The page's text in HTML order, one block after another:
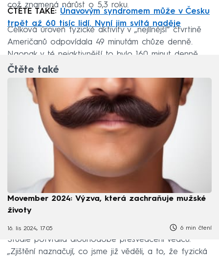
což znamená nárůst o 5,3 roku.
ČTĚTE TAKÉ: Únavovým syndromem může v Česku
trpět až 60 tisíc lidí. Nyní jim svítá naděje
Celková úroveň fyzické aktivity v „nejlínější“ čtvrtině
Američanů odpovídala 49 minutám chůze denně.
Naopak v té nejaktivnější to bylo 160 minut denně.
Čtěte také
Movember 2024: Výzva, která zachraňuje mužské
životy
16. lis 2024, 17:05 6 min čtení
Studie potvrdila dlouhodobé přesvědčení vědců.
„Zjištění naznačují, co jsme již věděli, a to, že fyzická